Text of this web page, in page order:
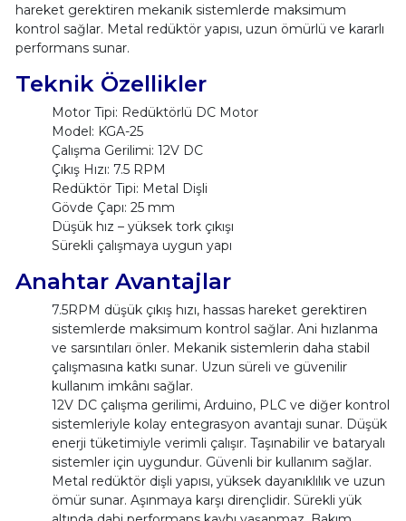
hareket gerektiren mekanik sistemlerde maksimum
kontrol sağlar. Metal redüktör yapısı, uzun ömürlü ve kararlı
performans sunar.
Teknik Özellikler
Motor Tipi: Redüktörlü DC Motor
Model: KGA-25
Çalışma Gerilimi: 12V DC
Çıkış Hızı: 7.5 RPM
Redüktör Tipi: Metal Dişli
Gövde Çapı: 25 mm
Düşük hız – yüksek tork çıkışı
Sürekli çalışmaya uygun yapı
Anahtar Avantajlar
7.5RPM düşük çıkış hızı, hassas hareket gerektiren
sistemlerde maksimum kontrol sağlar. Ani hızlanma
ve sarsıntıları önler. Mekanik sistemlerin daha stabil
çalışmasına katkı sunar. Uzun süreli ve güvenilir
kullanım imkânı sağlar.
12V DC çalışma gerilimi, Arduino, PLC ve diğer kontrol
sistemleriyle kolay entegrasyon avantajı sunar. Düşük
enerji tüketimiyle verimli çalışır. Taşınabilir ve bataryalı
sistemler için uygundur. Güvenli bir kullanım sağlar.
Metal redüktör dişli yapısı, yüksek dayanıklılık ve uzun
ömür sunar. Aşınmaya karşı dirençlidir. Sürekli yük